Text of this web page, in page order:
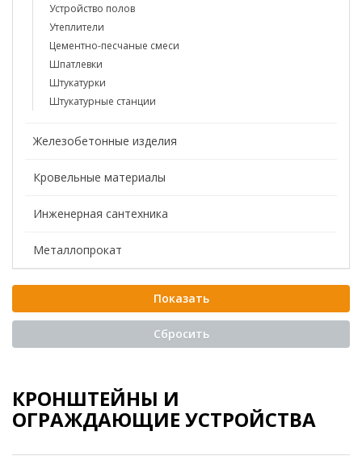
Устройство полов
Утеплители
Цементно-песчаные смеси
Шпатлевки
Штукатурки
Штукатурные станции
Железобетонные изделия
Кровельные материалы
Инженерная сантехника
Металлопрокат
КРОНШТЕЙНЫ И
ОГРАЖДАЮЩИЕ УСТРОЙСТВА